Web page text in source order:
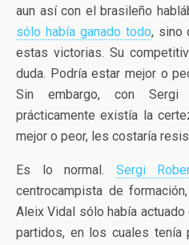
aun así con el brasileño
sólo había ganado todo, sino
estas victorias. Su
duda. Podría estar mejor o
Sin embargo, con
prácticamente existía la
mejor o peor, les costaría
Es lo normal. Sergi
centrocampista de
Aleix Vidal sólo había
partidos, en los cuales tenía